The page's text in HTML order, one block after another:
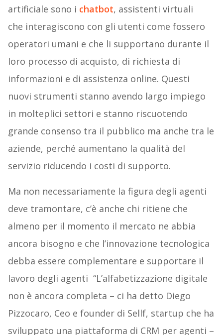
artificiale sono i chatbot, assistenti virtuali
che interagiscono con gli utenti come fossero
operatori umani e che li supportano durante il
loro processo di acquisto, di richiesta di
informazioni e di assistenza online. Questi
nuovi strumenti stanno avendo largo impiego
in molteplici settori e stanno riscuotendo
grande consenso tra il pubblico ma anche tra le
aziende, perché aumentano la qualità del
servizio riducendo i costi di supporto.
Ma non necessariamente la figura degli agenti
deve tramontare, c’è anche chi ritiene che
almeno per il momento il mercato ne abbia
ancora bisogno e che l’innovazione tecnologica
debba essere complementare e supportare il
lavoro degli agenti “L’alfabetizzazione digitale
non è ancora completa – ci ha detto Diego
Pizzocaro, Ceo e founder di Sellf, startup che ha
sviluppato una piattaforma di CRM per agenti –